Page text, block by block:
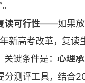
读可行性——如果放
新高考改革，复读
键条件是： 心理
分测评工具，结合